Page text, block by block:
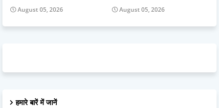
August 05, 2026 August 05, 2026
हमारे बारें में जानें